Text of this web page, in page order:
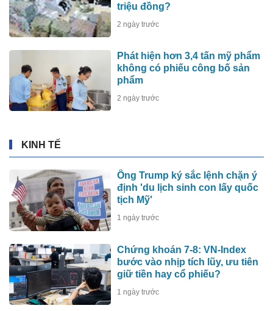
triệu đồng?
2 ngày trước
Phát hiện hơn 3,4 tấn mỹ phẩm
không có phiếu công bố sản
phẩm
2 ngày trước
KINH TẾ
Ông Trump ký sắc lệnh chặn ý
định 'du lịch sinh con lấy quốc
tịch Mỹ'
1 ngày trước
Chứng khoán 7-8: VN-Index
bước vào nhịp tích lũy, ưu tiên
giữ tiền hay cổ phiếu?
1 ngày trước